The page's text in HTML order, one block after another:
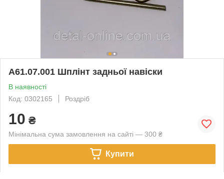
А61.07.001 Шплінт задньої навіски
В наявності
Код: 0302165
Роздріб
10 ₴
Мінімальна сума замовлення на сайті — 300 ₴
Купити